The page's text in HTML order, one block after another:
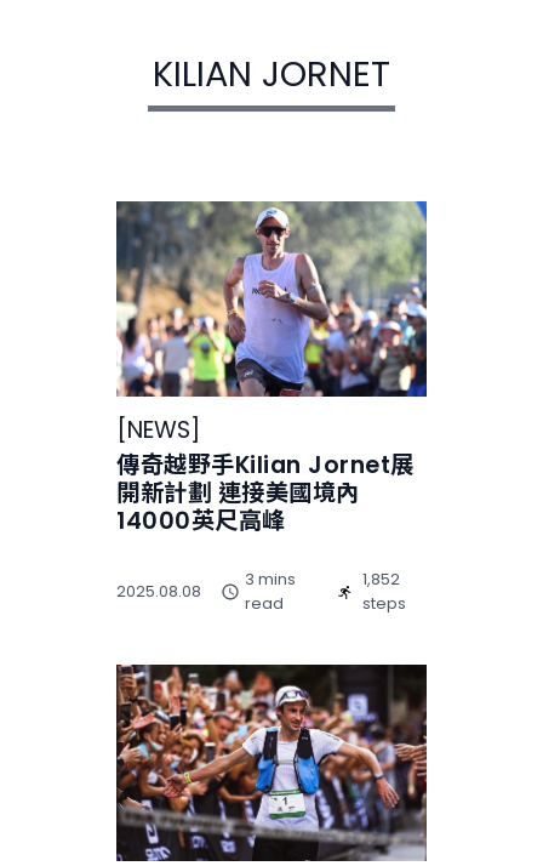
KILIAN JORNET
NEWS
傳奇越野手Kilian Jornet展
開新計劃 連接美國境內
14000英尺高峰
2025.08.08
3 mins
read
1,852
steps